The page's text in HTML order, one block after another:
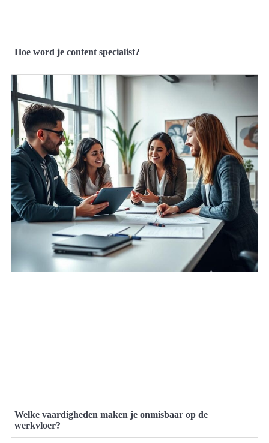
Hoe word je content specialist?
Welke vaardigheden maken je onmisbaar op de
werkvloer?